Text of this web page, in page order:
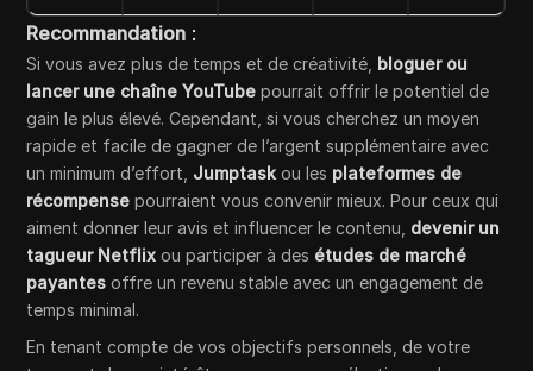
Recommandation :
Si vous avez plus de temps et de créativité, bloguer ou
lancer une chaîne YouTube pourrait offrir le potentiel de
gain le plus élevé. Cependant, si vous cherchez un moyen
rapide et facile de gagner de l’argent supplémentaire avec
un minimum d’effort, Jumptask ou les plateformes de
récompense pourraient vous convenir mieux. Pour ceux qui
aiment donner leur avis et influencer le contenu, devenir un
tagueur Netflix ou participer à des études de marché
payantes offre un revenu stable avec un engagement de
temps minimal.
En tenant compte de vos objectifs personnels, de votre